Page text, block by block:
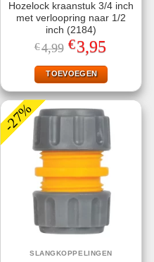
Hozelock kraanstuk 3/4 inch
met verloopring naar 1/2
inch (2184)
€4,99 Oorspronkelijke
prijs
was:
€4,99.
€3,95
is:
€3,95.
TOEVOEGEN
-27%
SLANGKOPPELINGEN